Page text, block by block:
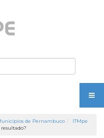
de Pernambuco
ITMpe